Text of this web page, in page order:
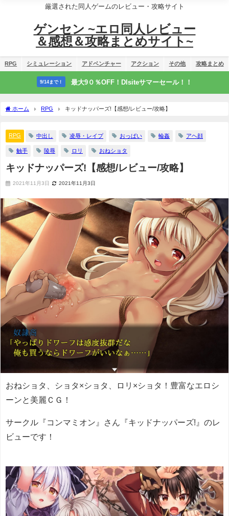
厳選された同人ゲームのレビュー・攻略サイト
ゲンセン ~エロ同人レビュー
＆感想＆攻略まとめサイト~
RPG シミュレーション アドベンチャー アクション その他 攻略まとめ
9/14まで！ 最大9０％OFF！Dlsiteサマーセール！！
ホーム RPG キッドナッパーズ!【感想/レビュー/攻略】
RPG 中出し 凌辱・レイプ おっぱい 輪姦 アヘ顔
触手 陵辱 ロリ おねショタ
キッドナッパーズ!【感想/レビュー/攻略】
2021年11月3日 2021年11月3日
おねショタ、ショタ×ショタ、ロリ×ショタ！豊富なエロシ
ーンと美麗ＣＧ！
サークル『コンマミオン』さん『キッドナッパーズ!』のレ
ビューです！